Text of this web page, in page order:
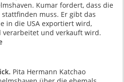
Kumar fordert, dass die
muss. Er gibt das
in die USA exportiert wird,
verarbeitet und verkauft wird.
Pita Hermann Kat­chao